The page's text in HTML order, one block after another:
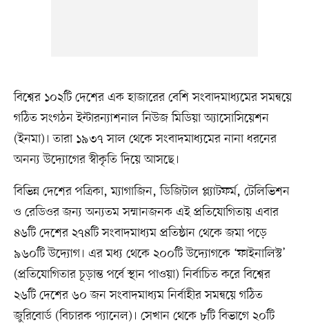
বিশ্বের ১০২টি দেশের এক হাজারের বেশি সংবাদমাধ্যমের সমন্বয়ে
গঠিত সংগঠন ইন্টারন্যাশনাল নিউজ মিডিয়া অ্যাসোসিয়েশন
(ইনমা)। তারা ১৯৩৭ সাল থেকে সংবাদমাধ্যমের নানা ধরনের
অনন্য উদ্যোগের স্বীকৃতি দিয়ে আসছে।
বিভিন্ন দেশের পত্রিকা, ম্যাগাজিন, ডিজিটাল প্ল্যাটফর্ম, টেলিভিশন
ও রেডিওর জন্য অন্যতম সম্মানজনক এই প্রতিযোগিতায় এবার
৪৬টি দেশের ২৭৪টি সংবাদমাধ্যম প্রতিষ্ঠান থেকে জমা পড়ে
৯৬০টি উদ্যোগ। এর মধ্য থেকে ২০০টি উদ্যোগকে ‘ফাইনালিস্ট’
(প্রতিযোগিতার চূড়ান্ত পর্বে স্থান পাওয়া) নির্বাচিত করে বিশ্বের
২৬টি দেশের ৬০ জন সংবাদমাধ্যম নির্বাহীর সমন্বয়ে গঠিত
জুরিবোর্ড (বিচারক প্যানেল)। সেখান থেকে ৮টি বিভাগে ২০টি